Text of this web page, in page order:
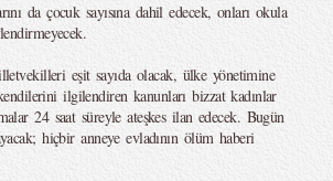
da çocuk sayısına dahil edecek, onları okula
eşit sayıda olacak, ülke yönetimine
ilgilendiren kanunları bizzat kadınlar
24 saat süreyle ateşkes ilan edecek. Bugün
hiçbir anneye evladının ölüm haberi